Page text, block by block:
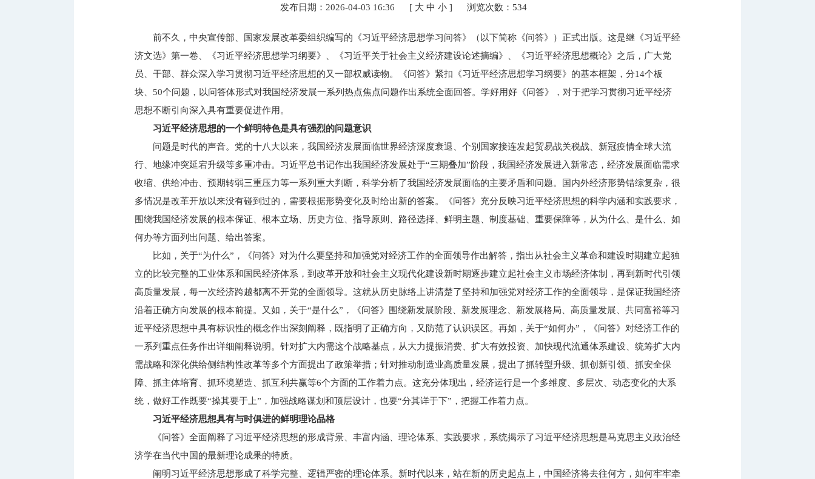
发布日期：2026-04-03 16:36 [ 大 中 小 ] 浏览次数： 534
前不久，中央宣传部、国家发展改革委组织编写的《习近平经济思想学习问答》（以下简称《问答》）正式出版。这是继《习近平经
济文选》第一卷、《习近平经济思想学习纲要》、《习近平关于社会主义经济建设论述摘编》、《习近平经济思想概论》之后，广大党
员、干部、群众深入学习贯彻习近平经济思想的又一部权威读物。《问答》紧扣《习近平经济思想学习纲要》的基本框架，分14个板
块、50个问题，以问答体形式对我国经济发展一系列热点焦点问题作出系统全面回答。学好用好《问答》，对于把学习贯彻习近平经济
思想不断引向深入具有重要促进作用。
习近平经济思想的一个鲜明特色是具有强烈的问题意识
问题是时代的声音。党的十八大以来，我国经济发展面临世界经济深度衰退、个别国家接连发起贸易战关税战、新冠疫情全球大流
行、地缘冲突延宕升级等多重冲击。习近平总书记作出我国经济发展处于“三期叠加”阶段，我国经济发展进入新常态，经济发展面临需求
收缩、供给冲击、预期转弱三重压力等一系列重大判断，科学分析了我国经济发展面临的主要矛盾和问题。国内外经济形势错综复杂，很
多情况是改革开放以来没有碰到过的，需要根据形势变化及时给出新的答案。《问答》充分反映习近平经济思想的科学内涵和实践要求，
围绕我国经济发展的根本保证、根本立场、历史方位、指导原则、路径选择、鲜明主题、制度基础、重要保障等，从为什么、是什么、如
何办等方面列出问题、给出答案。
比如，关于“为什么”，《问答》对为什么要坚持和加强党对经济工作的全面领导作出解答，指出从社会主义革命和建设时期建立起独
立的比较完整的工业体系和国民经济体系，到改革开放和社会主义现代化建设新时期逐步建立起社会主义市场经济体制，再到新时代引领
高质量发展，每一次经济跨越都离不开党的全面领导。这就从历史脉络上讲清楚了坚持和加强党对经济工作的全面领导，是保证我国经济
沿着正确方向发展的根本前提。又如，关于“是什么”，《问答》围绕新发展阶段、新发展理念、新发展格局、高质量发展、共同富裕等习
近平经济思想中具有标识性的概念作出深刻阐释，既指明了正确方向，又防范了认识误区。再如，关于“如何办”，《问答》对经济工作的
一系列重点任务作出详细阐释说明。针对扩大内需这个战略基点，从大力提振消费、扩大有效投资、加快现代流通体系建设、统筹扩大内
需战略和深化供给侧结构性改革等多个方面提出了政策举措；针对推动制造业高质量发展，提出了抓转型升级、抓创新引领、抓安全保
障、抓主体培育、抓环境塑造、抓互利共赢等6个方面的工作着力点。这充分体现出，经济运行是一个多维度、多层次、动态变化的大系
统，做好工作既要“操其要于上”，加强战略谋划和顶层设计，也要“分其详于下”，把握工作着力点。
习近平经济思想具有与时俱进的鲜明理论品格
《问答》全面阐释了习近平经济思想的形成背景、丰富内涵、理论体系、实践要求，系统揭示了习近平经济思想是马克思主义政治经
济学在当代中国的最新理论成果的特质。
阐明习近平经济思想形成了科学完整、逻辑严密的理论体系。新时代以来，站在新的历史起点上，中国经济将去往何方，如何牢牢牵